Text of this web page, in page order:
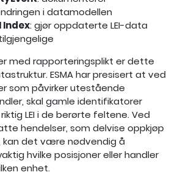
i datamodellen
Index: gjør oppdaterte LEI-data
med rapporteringsplikt er dette
ESMA har presisert at ved
som påvirker utestående
skal gamle identifikatorer
LEI i de berørte feltene. Ved
hendelser, som delvise oppkjøp
kan det være nødvendig å
hvilke posisjoner eller handler
enhet.